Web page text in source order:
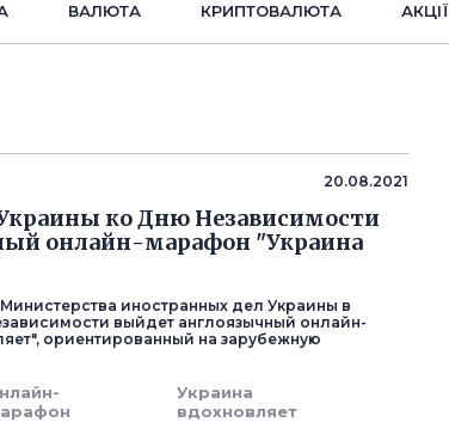
ВАЛЮТА КРИПТОВАЛЮТА АКЦІЇ
20.08.2021
ко Дню Независимости
онлайн-марафон "Украина
иностранных дел Украины в
выйдет англоязычный онлайн-
ориентированный на зарубежную
Украина
вдохновляет